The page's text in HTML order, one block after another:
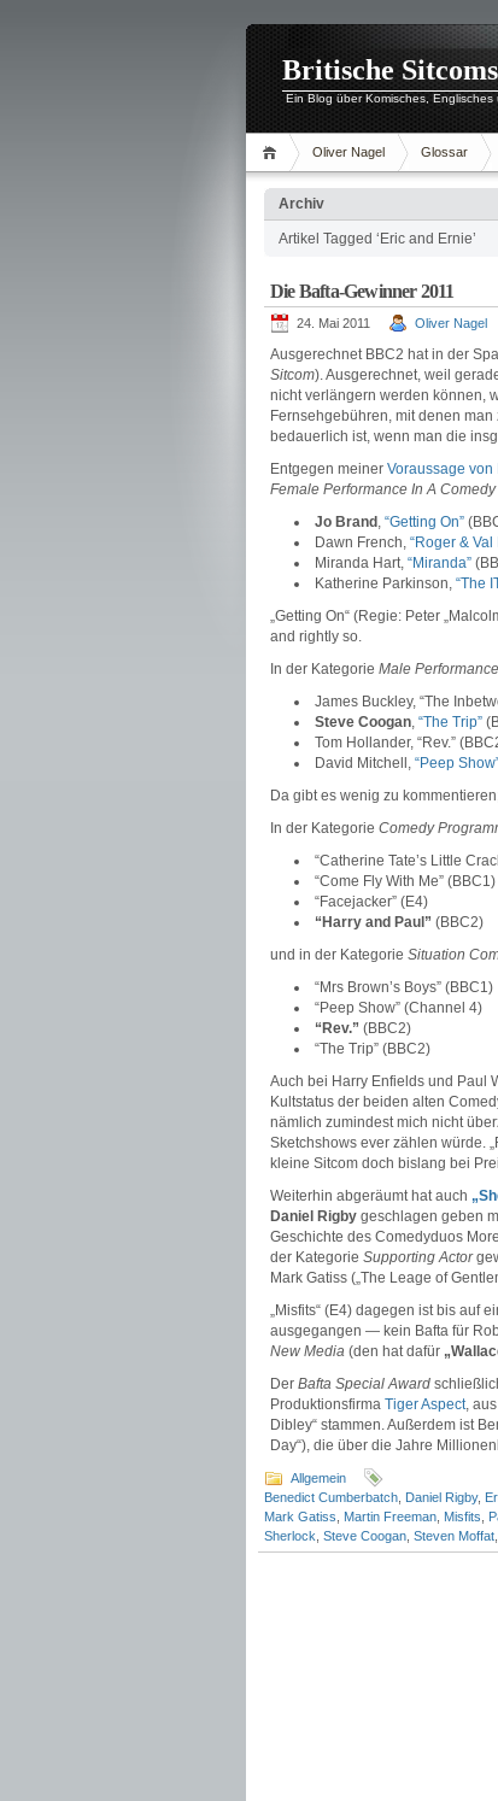
Britische Sitcoms
Ein Blog über Komisches, Englisches
Oliver Nagel Glossar
Archiv
Artikel Tagged ‘Eric and Ernie’
Die Bafta-Gewinner 2011
24. Mai 2011 Oliver Nagel
Ausgerechnet BBC2 hat in der
Sitcom). Ausgerechnet, weil
nicht verlängern werden können,
Fernsehgebühren, mit denen
bedauerlich ist, wenn man die
Entgegen meiner Voraussage von
Female Performance In A
Jo Brand , “Getting On”
Dawn French, “Roger & Val
Miranda Hart, “Miranda”
Katherine Parkinson, “The
„Getting On“ (Regie: Peter
and rightly so.
In der Kategorie Male
James Buckley, “The
Steve Coogan, “The Trip”
Tom Hollander, “Rev.”
David Mitchell, “Peep
Da gibt es wenig zu
In der Kategorie Comedy
“Catherine Tate’s Little
“Come Fly With Me” (BBC1)
“Facejacker” (E4)
“Harry and Paul” (BBC2)
und in der Kategorie Situation
“Mrs Brown’s Boys” (BBC1)
“Peep Show” (Channel 4)
“Rev.” (BBC2)
“The Trip” (BBC2)
Auch bei Harry Enfields und Paul
Kultstatus der beiden alten
nämlich zumindest mich nicht
Sketchshows ever zählen würde.
kleine Sitcom doch bislang bei
Weiterhin abgeräumt hat auch
Daniel Rigby geschlagen geben
Geschichte des Comedyduos
der Kategorie Supporting Actor
Mark Gatiss („The Leage of
„Misfits“ (E4) dagegen ist bis auf
ausgegangen — kein Bafta für
New Media (den hat dafür
Der Bafta Special Award
Produktionsfirma Tiger Aspect,
Dibley“ stammen. Außerdem ist
Day“), die über die Jahre
Allgemein
Benedict Cumberbatch Daniel Rigby,
Mark Gatiss
Martin Freeman Misfits
Sherlock Steve Coogan Steven Moffat